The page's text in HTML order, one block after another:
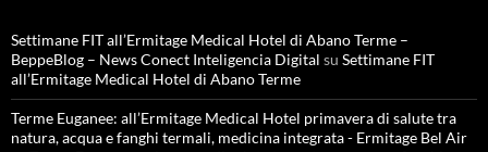
Settimane FIT all’Ermitage Medical Hotel di Abano Terme –
BeppeBlog – News Conect Inteligencia Digital su Settimane FIT
all’Ermitage Medical Hotel di Abano Terme
Terme Euganee: all’Ermitage Medical Hotel primavera di salute tra
natura, acqua e fanghi termali, medicina integrata - Ermitage Bel Air